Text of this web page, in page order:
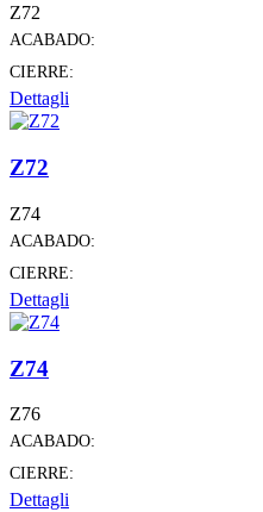
Z72
ACABADO:
CIERRE:
Dettagli
Z72
Z74
ACABADO:
CIERRE:
Dettagli
Z74
Z76
ACABADO:
CIERRE:
Dettagli